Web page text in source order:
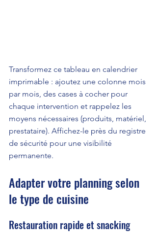
Transformez ce tableau en calendrier
imprimable : ajoutez une colonne mois
par mois, des cases à cocher pour
chaque intervention et rappelez les
moyens nécessaires (produits, matériel,
prestataire). Affichez-le près du registre
de sécurité pour une visibilité
permanente.
Adapter votre planning selon
le type de cuisine
Restauration rapide et snacking